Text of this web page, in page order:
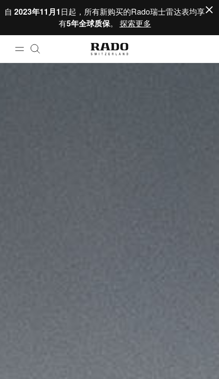
自 2023年11月1 日起，所有新购买的Rado瑞士雷达表均享
有5年全球质保。 探索更多